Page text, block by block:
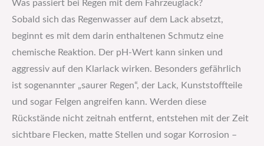
Was passiert bei Regen mit dem Fahrzeuglack?
Sobald sich das Regenwasser auf dem Lack absetzt,
beginnt es mit dem darin enthaltenen Schmutz eine
chemische Reaktion. Der pH-Wert kann sinken und
aggressiv auf den Klarlack wirken. Besonders gefährlich
ist sogenannter „saurer Regen“, der Lack, Kunststoffteile
und sogar Felgen angreifen kann. Werden diese
Rückstände nicht zeitnah entfernt, entstehen mit der Zeit
sichtbare Flecken, matte Stellen und sogar Korrosion –